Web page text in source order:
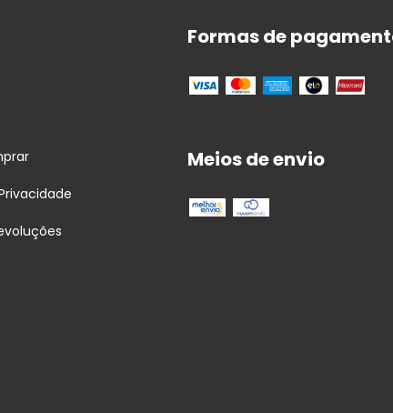
Formas de
Meios de envio